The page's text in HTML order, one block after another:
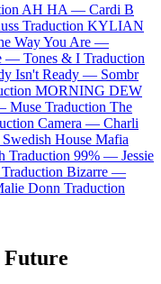
AH HA — Cardi B
Traduction KYLIAN
Way You Are —
— Tones & I Traduction
Isn't Ready — Sombr
MORNING DEW
Muse Traduction The
Camera — Charli
Swedish House Mafia
Traduction 99% — Jessie
Traduction Bizarre —
Donn Traduction
Future